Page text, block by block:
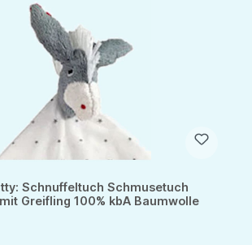
Schnuffeltuch Schmusetuch
Greifling 100% kbA Baumwolle